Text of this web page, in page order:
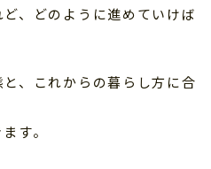
、どのように進めていけば
、これからの暮らし方に合
す。